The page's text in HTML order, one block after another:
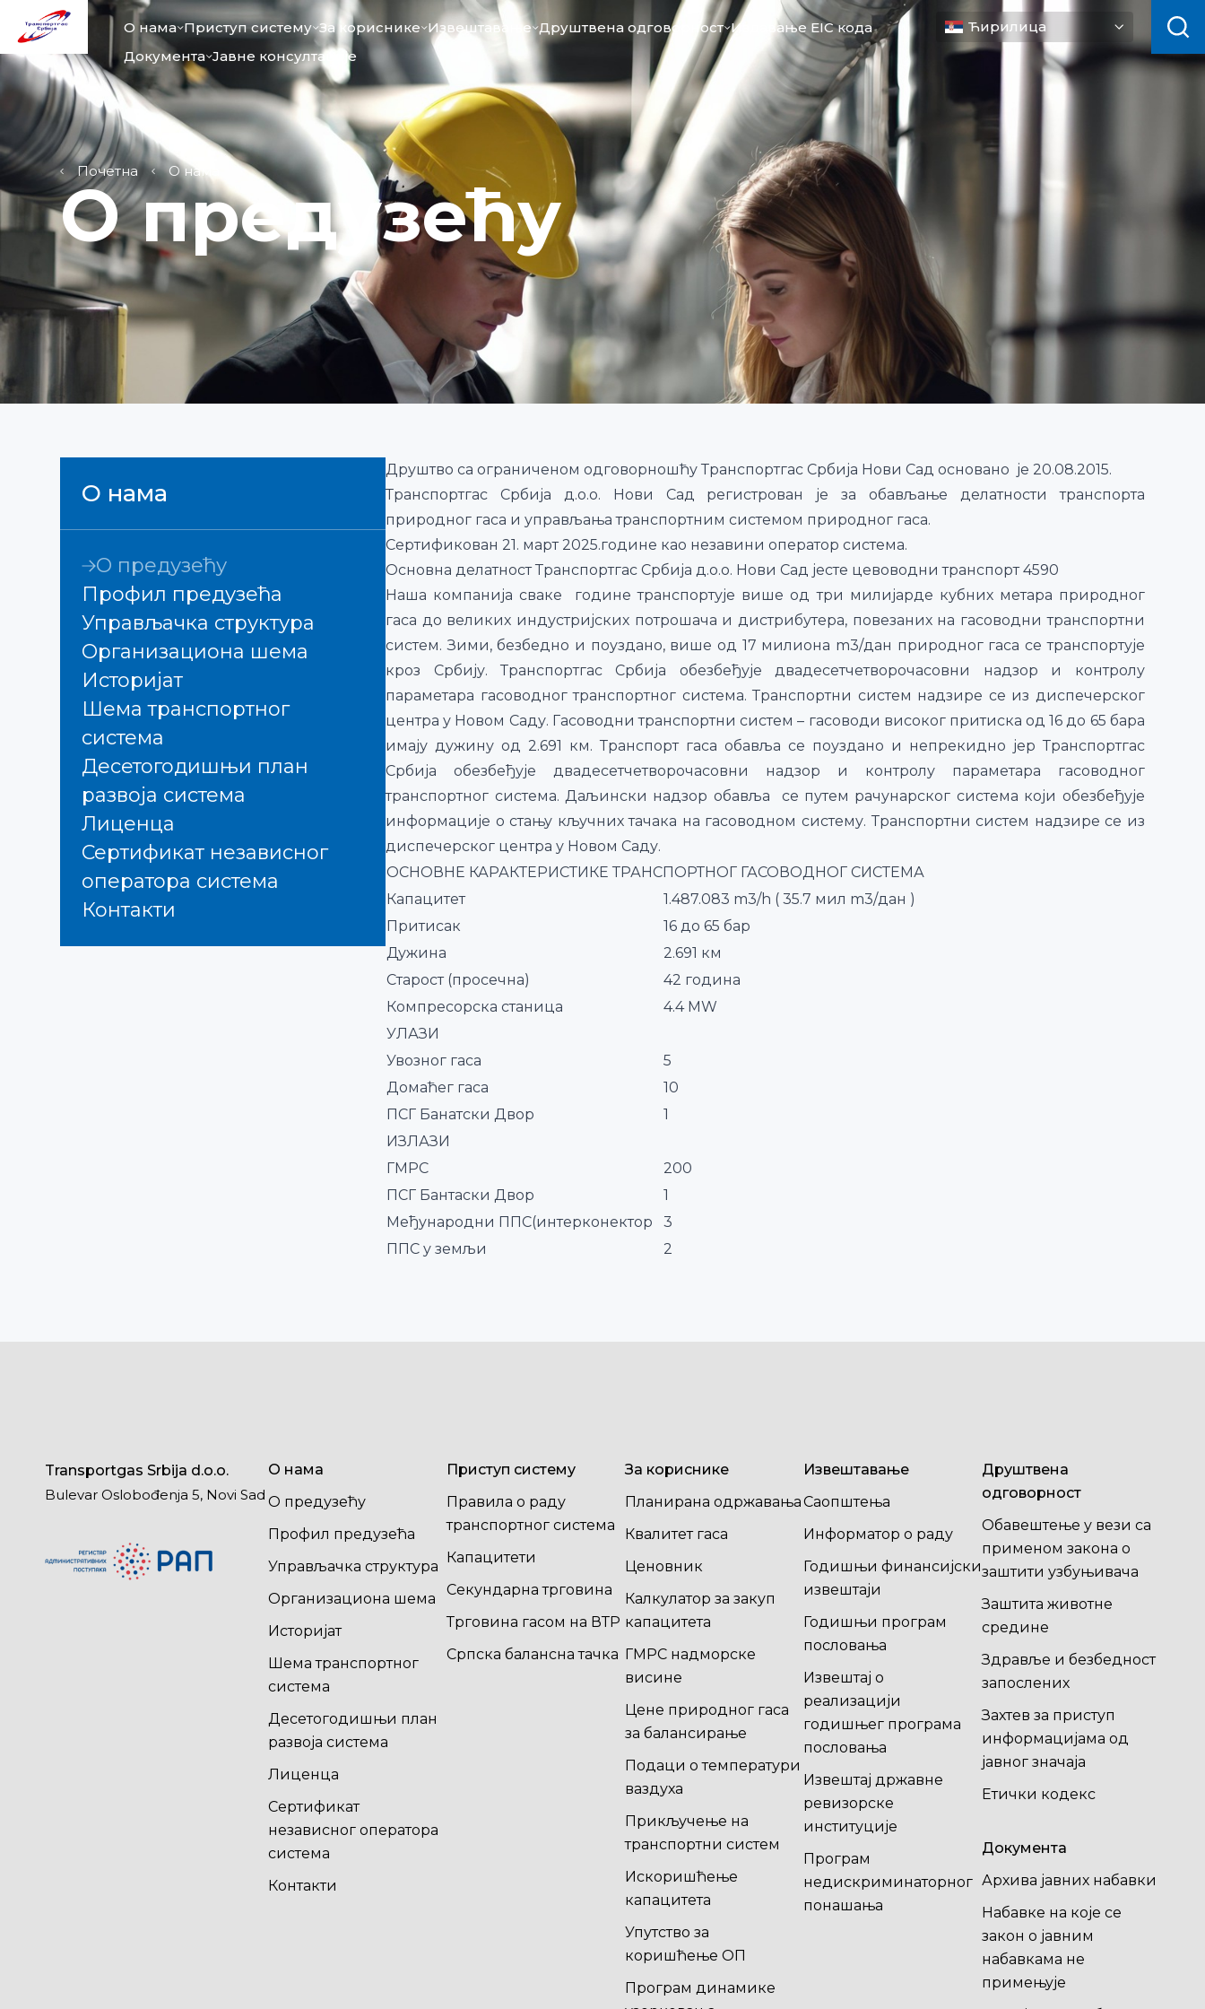
О нама Приступ систему За кориснике Извештавање Друштвена одговорност Издавање EIC кода
Документа Јавне консултације
Ћирилица
Почетна О нама
О предузећу
О нама
О предузећу
Профил предузећа
Управљачка структура
Организациона шема
Историјат
Шема транспортног
система
Десетогодишњи план
развоја система
Лиценца
Сертификат независног
оператора система
Контакти
Друштво са ограниченом одговорношћу Транспортгас Србија Нови Сад основано је 20.08.2015.
Транспортгас Србија д.о.о. Нови Сад регистрован је за обављање делатности транспорта
природног гаса и управљања транспортним системом природног гаса.
Сертификован 21. март 2025.године као незавини оператор система.
Основна делатност Транспортгас Србија д.о.о. Нови Сад јесте цевоводни транспорт 4590
Наша компанија сваке године транспортује више од три милијарде кубних метара природног
гаса до великих индустријских потрошача и дистрибутера, повезаних на гасоводни транспортни
систем. Зими, безбедно и поуздано, више од 17 милиона m3/дан природног гаса се транспортује
кроз Србију. Транспортгас Србија обезбеђује двадесетчетворочасовни надзор и контролу
параметара гасоводног транспортног система. Транспортни систем надзире се из диспечерског
центра у Новом Саду. Гасоводни транспортни систем – гасоводи високог притиска од 16 до 65 бара
имају дужину од 2.691 км. Транспорт гаса обавља се поуздано и непрекидно јер Транспортгас
Србија обезбеђује двадесетчетворочасовни надзор и контролу параметара гасоводног
транспортног система. Даљински надзор обавља се путем рачунарског система који обезбеђује
информације о стању кључних тачака на гасоводном систему. Транспортни систем надзире се из
диспечерског центра у Новом Саду.
ОСНОВНЕ КАРАКТЕРИСТИКЕ ТРАНСПОРТНОГ ГАСОВОДНОГ СИСТЕМА
Капацитет
1.487.083 m3/h ( 35.7 мил m3/дан )
Притисак
16 до 65 бар
Дужина
2.691 км
Старост (просечна)
42 година
Компресорска станица
4.4 МW
УЛАЗИ
Увозног гаса
5
Домаћег гаса
10
ПСГ Банатски Двор
1
ИЗЛАЗИ
ГМРС
200
ПСГ Бантаски Двор
1
Међународни ППС(интерконектор
3
ППС у земљи
2
Transportgas Srbija d.o.o.
Bulevar Oslobođenja 5, Novi Sad
О нама
О предузећу
Профил предузећа
Управљачка структура
Организациона шема
Историјат
Шема транспортног
система
Десетогодишњи план
развоја система
Лиценца
Сертификат
независног оператора
система
Контакти
Приступ систему
Правила о раду
транспортног система
Капацитети
Секундарна трговина
Трговина гасом на ВТР
Српска балансна тачка
За кориснике
Планирана одржавања
Квалитет гаса
Ценовник
Калкулатор за закуп
капацитета
ГМРС надморске
висине
Цене природног гаса
за балансирање
Подаци о температури
ваздуха
Прикључење на
транспортни систем
Искоришћење
капацитета
Упутство за
коришћење ОП
Програм динамике
Извештавање
Саопштења
Информатор о раду
Годишњи финансијски
извештаји
Годишњи програм
пословања
Извештај о
реализацији
годишњег програма
пословања
Извештај државне
ревизорске
институције
Програм
недискриминаторног
понашања
Друштвена
одговорност
Обавештење у вези са
применом закона о
заштити узбуњивача
Заштита животне
средине
Здравље и безбедност
запослених
Захтев за приступ
информацијама од
јавног значаја
Етички кодекс
Документа
Архива јавних набавки
Набавке на које се
закон о јавним
набавкама не
примењује